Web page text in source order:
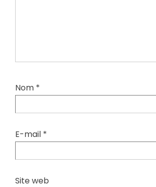
Nom *
E-mail *
Site web